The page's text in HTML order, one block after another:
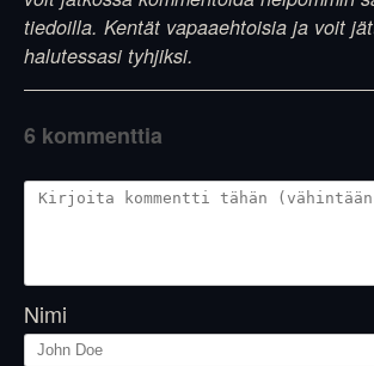
tiedoilla. Kentät vapaaehtoisia ja voit
halutessasi tyhjiksi.
6 kommenttia
Nimi